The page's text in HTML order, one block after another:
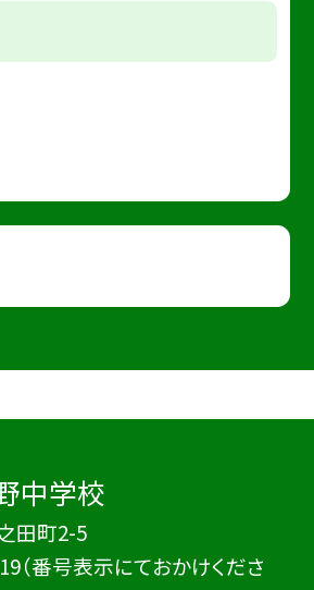
中学校
田町2-5
（番号表示にておかけくださ